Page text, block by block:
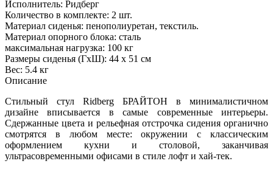
Исполнитель: Ридберг
Количество в комплекте: 2 шт.
Материал сиденья: пенополиуретан, текстиль.
Материал опорного блока: сталь
максимальная нагрузка: 100 кг
Размеры сиденья (ГхШ): 44 х 51 см
Вес: 5.4 кг
Описание
Стильный стул Ridberg БРАЙТОН в минималистичном
дизайне вписывается в самые современные интерьеры.
Сдержанные цвета и рельефная отстрочка сидения органично
смотрятся в любом месте: окружении с классическим
оформлением кухни и столовой, заканчивая
ультрасовременными офисами в стиле лофт и хай-тек.